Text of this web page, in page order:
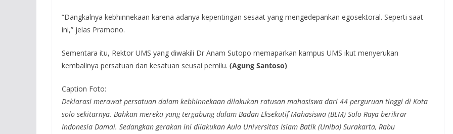
“Dangkalnya kebhinnekaan karena adanya kepentingan sesaat yang mengedepankan egosektoral. Seperti saat
ini,” jelas Pramono.
Sementara itu, Rektor UMS yang diwakili Dr Anam Sutopo memaparkan kampus UMS ikut menyerukan
kembalinya persatuan dan kesatuan seusai pemilu. (Agung Santoso)
Caption Foto:
Deklarasi merawat persatuan dalam kebhinnekaan dilakukan ratusan mahasiswa dari 44 perguruan tinggi di Kota
solo sekitarnya. Bahkan mereka yang tergabung dalam Badan Eksekutif Mahasiswa (BEM) Solo Raya berikrar
Indonesia Damai. Sedangkan gerakan ini dilakukan Aula Universitas Islam Batik (Uniba) Surakarta, Rabu